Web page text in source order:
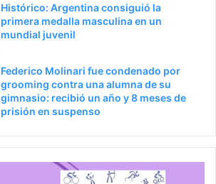
Histórico: Argentina consiguió la
primera medalla masculina en un
mundial juvenil
Federico Molinari fue condenado por
grooming contra una alumna de su
gimnasio: recibió un año y 8 meses de
prisión en suspenso